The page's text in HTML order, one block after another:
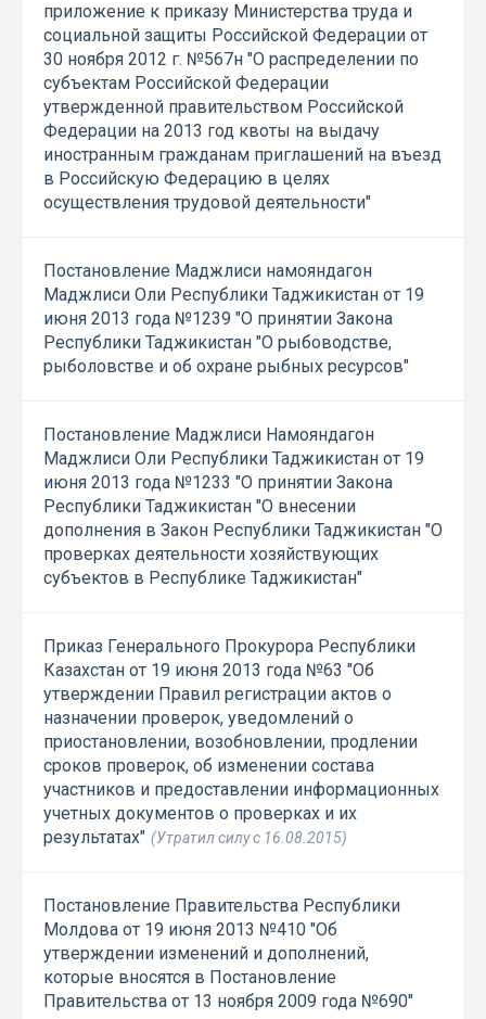
приложение к приказу Министерства труда и
социальной защиты Российской Федерации от
30 ноября 2012 г. №567н "О распределении по
субъектам Российской Федерации
утвержденной правительством Российской
Федерации на 2013 год квоты на выдачу
иностранным гражданам приглашений на въезд
в Российскую Федерацию в целях
осуществления трудовой деятельности"
Постановление Маджлиси намояндагон
Маджлиси Оли Республики Таджикистан от 19
июня 2013 года №1239 "О принятии Закона
Республики Таджикистан "О рыбоводстве,
рыболовстве и об охране рыбных ресурсов"
Постановление Маджлиси Намояндагон
Маджлиси Оли Республики Таджикистан от 19
июня 2013 года №1233 "О принятии Закона
Республики Таджикистан "О внесении
дополнения в Закон Республики Таджикистан "О
проверках деятельности хозяйствующих
субъектов в Республике Таджикистан"
Приказ Генерального Прокурора Республики
Казахстан от 19 июня 2013 года №63 "Об
утверждении Правил регистрации актов о
назначении проверок, уведомлений о
приостановлении, возобновлении, продлении
сроков проверок, об изменении состава
участников и предоставлении информационных
учетных документов о проверках и их
результатах" (Утратил силу с 16.08.2015)
Постановление Правительства Республики
Молдова от 19 июня 2013 №410 "Об
утверждении изменений и дополнений,
которые вносятся в Постановление
Правительства от 13 ноября 2009 года №690"